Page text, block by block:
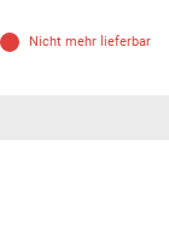
Nicht mehr lieferbar